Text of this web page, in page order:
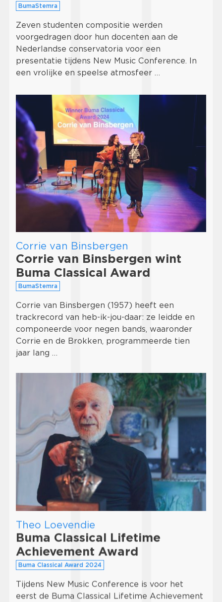
BumaStemra
Zeven studenten compositie werden
voorgedragen door hun docenten aan de
Nederlandse conservatoria voor een
presentatie tijdens New Music Conference. In
een vrolijke en speelse atmosfeer …
Corrie van Binsbergen
Corrie van Binsbergen wint
Buma Classical Award
BumaStemra
Corrie van Binsbergen (1957) heeft een
trackrecord van heb-ik-jou-daar: ze leidde en
componeerde voor negen bands, waaronder
Corrie en de Brokken, programmeerde tien
jaar lang …
Theo Loevendie
Buma Classical Lifetime
Achievement Award
Buma Classical Award 2024
Tijdens New Music Conference is voor het
eerst de Buma Classical Lifetime Achievement